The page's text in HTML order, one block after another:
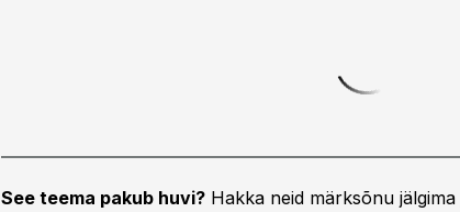
See teema pakub huvi? Hakka neid märksõnu